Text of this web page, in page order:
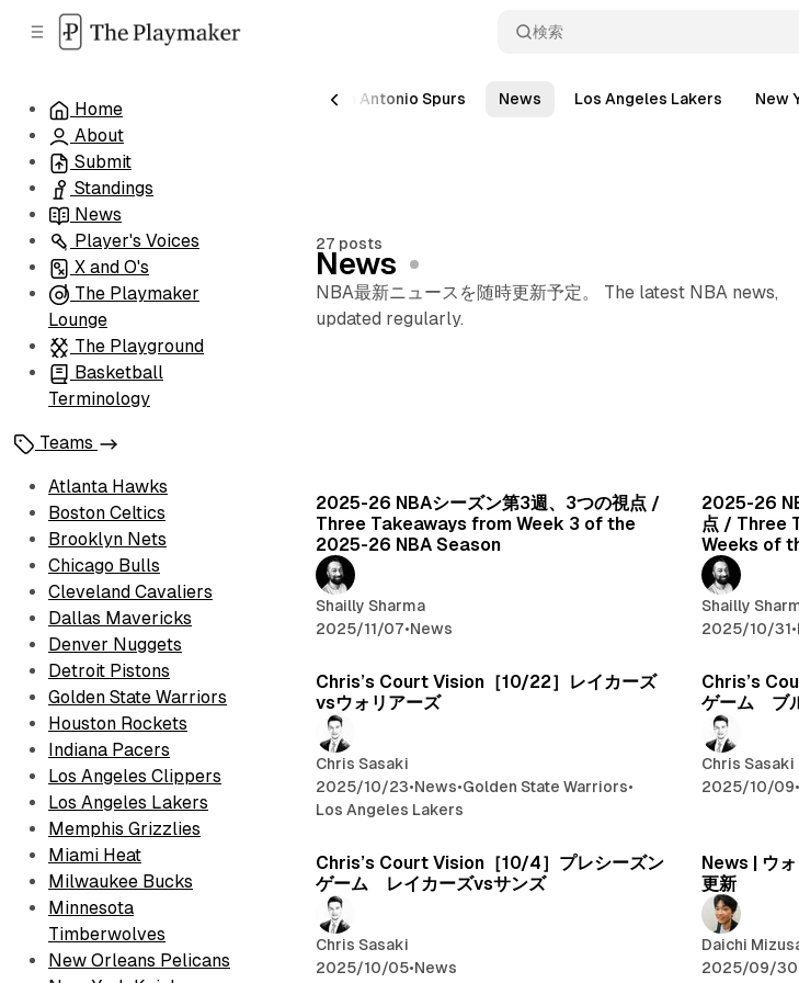
検索
Home
About
Submit
Standings
News
Player's Voices
X and O's
The Playmaker
Lounge
The Playground
Basketball
Terminology
Teams
Atlanta Hawks
Boston Celtics
Brooklyn Nets
Chicago Bulls
Cleveland Cavaliers
Dallas Mavericks
Denver Nuggets
Detroit Pistons
Golden State Warriors
Houston Rockets
Indiana Pacers
Los Angeles Clippers
Los Angeles Lakers
Memphis Grizzlies
Miami Heat
Milwaukee Bucks
Minnesota
Timberwolves
New Orleans Pelicans
Newsletter San Antonio Spurs News Los Angeles Lakers New
27 posts
News
NBA最新ニュースを随時更新予定。 The latest NBA news,
updated regularly.
2025-26 NBAシーズン第3週、3つの視点 /
Three Takeaways from Week 3 of the
2025-26 NBA Season
Shailly Sharma
2025/11/07•News
2025-26
点 / Three
Weeks of
Shailly
2025/10/31•
Chris’s Court Vision［10/22］レイカーズ
vsウォリアーズ
Chris Sasaki
2025/10/23•News•Golden State Warriors•
Los Angeles Lakers
Chris’s
ゲーム ブ
Chris Sasaki
2025/10/09•
Chris’s Court Vision［10/4］プレシーズン
ゲーム レイカーズvsサンズ
Chris Sasaki
2025/10/05•News
News | ウ
更新
Daichi
2025/09/30